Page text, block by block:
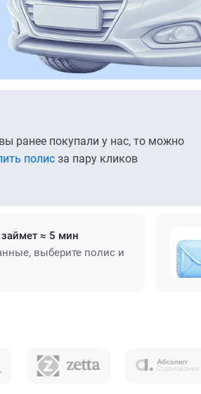
ранее покупали у нас, то можно
полис за пару кликов
≈ 5 мин
выберите полис и